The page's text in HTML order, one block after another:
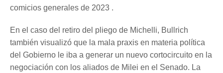
comicios generales de 2023 .
En el caso del retiro del pliego de Michelli, Bullrich
también visualizó que la mala praxis en materia política
del Gobierno le iba a generar un nuevo cortocircuito en la
negociación con los aliados de Milei en el Senado. La